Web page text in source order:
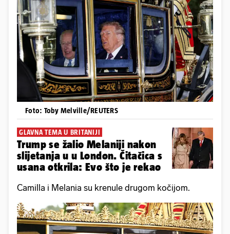
Foto: Toby Melville/REUTERS
GLAVNA TEMA U BRITANIJI
Trump se žalio Melaniji nakon
slijetanja u u London. Čitačica s
usana otkrila: Evo što je rekao
Camilla i Melania su krenule drugom kočijom.